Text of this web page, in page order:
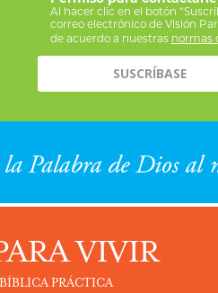
Al hacer clic en el botón
correo electrónico de Visión
de acuerdo a nuestras normas
VIVIR
PRÁCTICA